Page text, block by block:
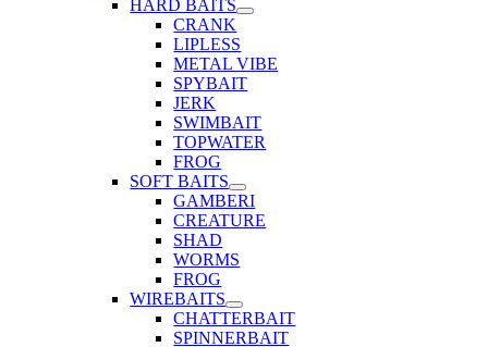
HARD BAITS
CRANK
LIPLESS
METAL VIBE
SPYBAIT
JERK
SWIMBAIT
TOPWATER
FROG
SOFT BAITS
GAMBERI
CREATURE
SHAD
WORMS
FROG
WIREBAITS
CHATTERBAIT
SPINNERBAIT